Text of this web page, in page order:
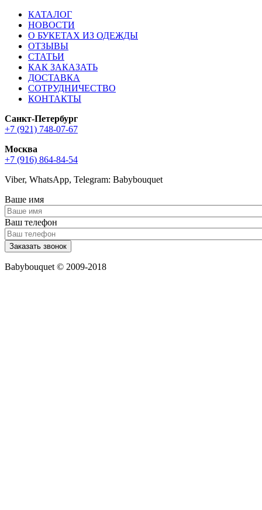
КАТАЛОГ
НОВОСТИ
О БУКЕТАХ ИЗ ОДЕЖДЫ
ОТЗЫВЫ
СТАТЬИ
КАК ЗАКАЗАТЬ
ДОСТАВКА
СОТРУДНИЧЕСТВО
КОНТАКТЫ
Санкт-Петербург
+7 (921) 748-07-67
Москва
+7 (916) 864-84-54
Viber, WhatsApp, Telegram: Babybouquet
Ваше имя
Ваш телефон
Babybouquet © 2009-2018